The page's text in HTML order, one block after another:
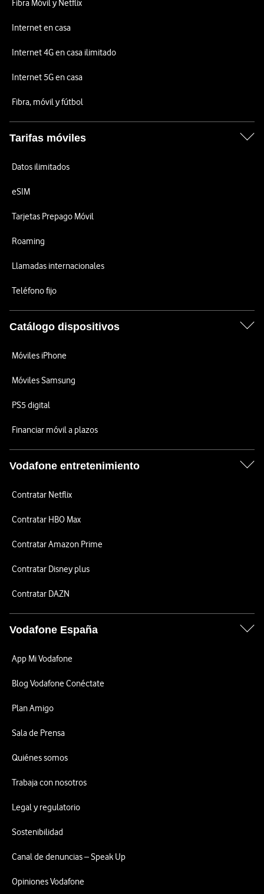
Fibra Móvil y Netflix
Internet en casa
Internet 4G en casa ilimitado
Internet 5G en casa
Fibra, móvil y fútbol
Tarifas móviles
Datos ilimitados
eSIM
Tarjetas Prepago Móvil
Roaming
Llamadas internacionales
Teléfono fijo
Catálogo dispositivos
Móviles iPhone
Móviles Samsung
PS5 digital
Financiar móvil a plazos
Vodafone entretenimiento
Contratar Netflix
Contratar HBO Max
Contratar Amazon Prime
Contratar Disney plus
Contratar DAZN
Vodafone España
App Mi Vodafone
Blog Vodafone Conéctate
Plan Amigo
Sala de Prensa
Quiénes somos
Trabaja con nosotros
Legal y regulatorio
Sostenibilidad
Canal de denuncias – Speak Up
Opiniones Vodafone